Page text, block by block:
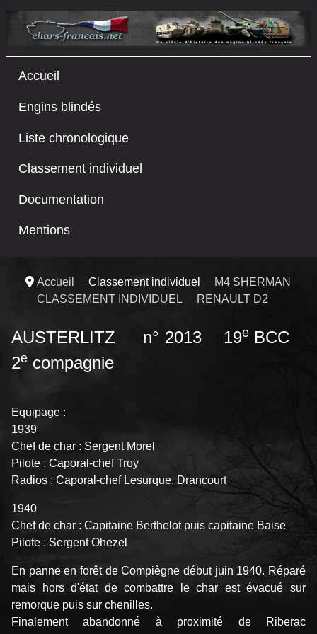
Accueil
Engins blindés
Liste chronologique
Classement individuel
Documentation
Mentions
Accueil Classement individuel
M4 SHERMAN
CLASSEMENT INDIVIDUEL
RENAULT D2
AUSTERLITZ n° 2013 19eBCC
2e compagnie
Equipage :
1939
Chef de char : Sergent Morel
Pilote : Caporal-chef Troy
Radios : Caporal-chef Lesurque, Drancourt
1940
Chef de char : Capitaine Berthelot puis capitaine Baise
Pilote : Sergent Ohezel
En panne en forêt de Compiègne début juin 1940. Réparé
mais hors d'état de combattre le char est évacué sur
remorque puis sur chenilles.
Finalement abandonné à proximité de Riberac